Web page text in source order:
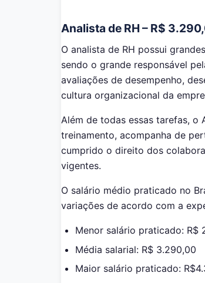
Analista de RH – R$
O analista de RH possui
sendo o grande responsável
avaliações de desempenho,
cultura organizacional da
Além de todas essas tarefas, o
treinamento, acompanha de
cumprido o direito dos
vigentes.
O salário médio praticado no
variações de acordo com a
Menor salário praticado: R$
Média salarial: R$ 3.290,00
Maior salário praticado: